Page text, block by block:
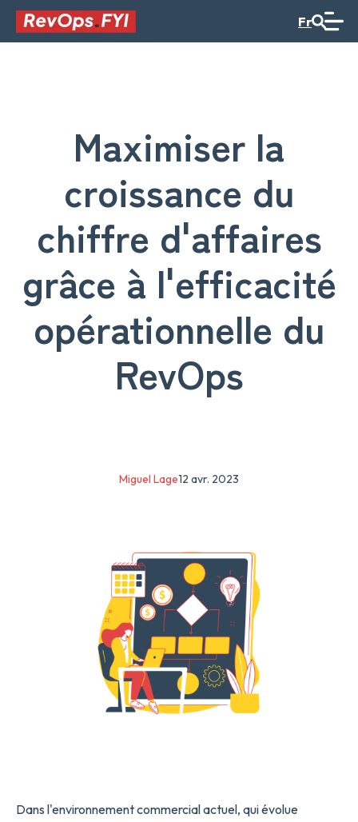
Fr
Maximiser la
croissance du
chiffre d'affaires
grâce à l'efficacité
opérationnelle du
RevOps
12 avr. 2023
Miguel Lage
Dans l'environnement commercial actuel, qui évolue